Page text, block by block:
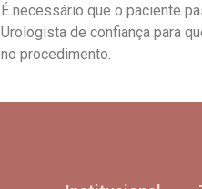
É necessário que o paciente
Urologista de confiança para
no procedimento.